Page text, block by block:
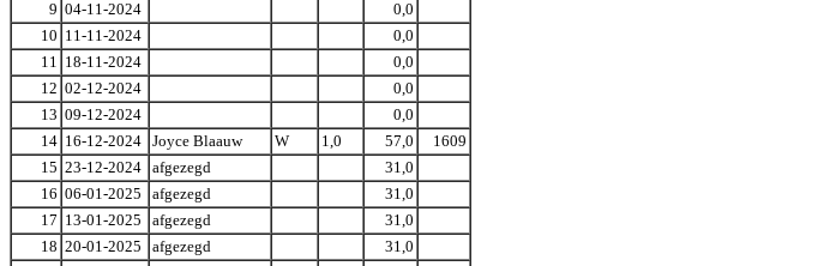
9 04-11-2024
0,0
10 11-11-2024
0,0
11 18-11-2024
0,0
12 02-12-2024
0,0
13 09-12-2024
0,0
14 16-12-2024 Joyce Blaauw W 1,0 57,0
1609
15 23-12-2024 afgezegd
31,0
16 06-01-2025 afgezegd
31,0
17 13-01-2025 afgezegd
31,0
18 20-01-2025 afgezegd
31,0